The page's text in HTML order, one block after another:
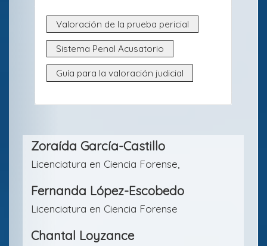
Valoración de la prueba pericial
Sistema Penal Acusatorio
Guía para la valoración judicial
Contenido
principal
artículo
Zoraída García-Castillo
Licenciatura en Ciencia Forense,
Fernanda López-Escobedo
Licenciatura en Ciencia Forense
Chantal Loyzance